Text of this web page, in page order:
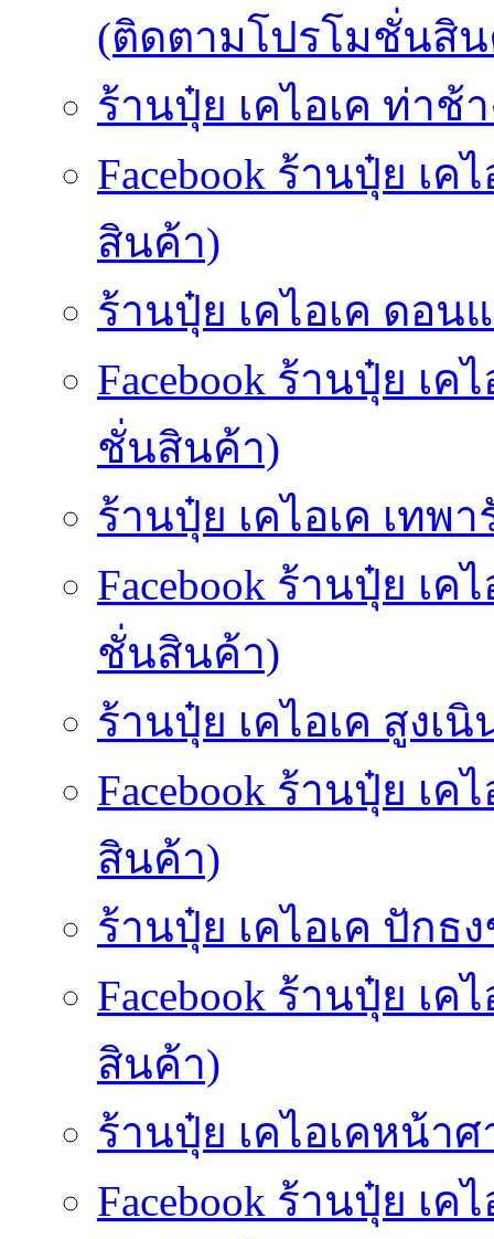
(ติดตามโปรโมชั่นสิ
ร้านปุ๋ย เคไอเค ท่าช้
Facebook ร้านปุ๋ย เ
สินค้า)
ร้านปุ๋ย เคไอเค ดอ
Facebook ร้านปุ๋ย เ
ชั่นสินค้า)
ร้านปุ๋ย เคไอเค เทพ
Facebook ร้านปุ๋ย เ
ชั่นสินค้า)
ร้านปุ๋ย เคไอเค สูงเ
Facebook ร้านปุ๋ย เ
สินค้า)
ร้านปุ๋ย เคไอเค ปักธ
Facebook ร้านปุ๋ย เ
สินค้า)
ร้านปุ๋ย เคไอเคหน้า
Facebook ร้านปุ๋ย เ